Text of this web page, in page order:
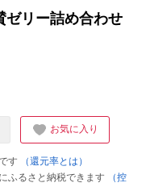
ゼリー詰め合わせ
お気に入り
す
（還元率とは）
ふるさと納税できます
（控